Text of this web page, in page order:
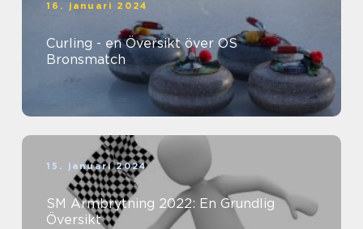
16. januari 2024
Curling - en Översikt över OS
Bronsmatch
15. januari 2024
SM Armbrytning 2022: En Grundlig
Översikt